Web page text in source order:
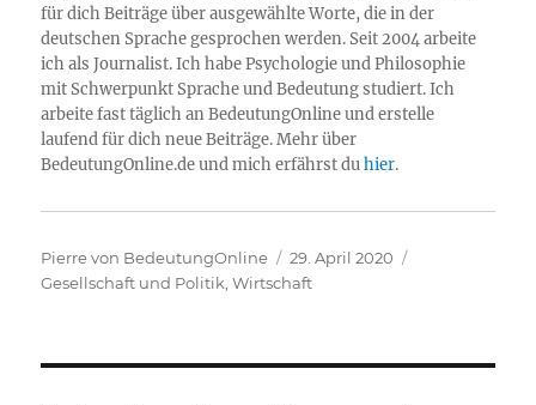
für dich Beiträge über ausgewählte Worte, die in der
deutschen Sprache gesprochen werden. Seit 2004 arbeite
ich als Journalist. Ich habe Psychologie und Philosophie
mit Schwerpunkt Sprache und Bedeutung studiert. Ich
arbeite fast täglich an BedeutungOnline und erstelle
laufend für dich neue Beiträge. Mehr über
BedeutungOnline.de und mich erfährst duhier.
Autor
Pierre von BedeutungOnline
Veröffentlicht
am
29. April 2020
Gesellschaft und Politik ,Wirtschaft